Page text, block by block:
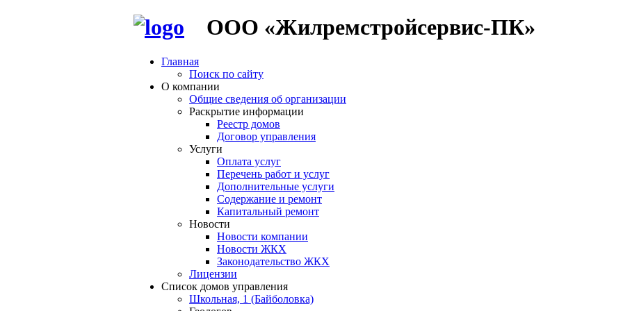
ООО «Жилремстройсервис-ПК»
Главная
Поиск по сайту
О компании
Общие сведения об организации
Раскрытие информации
Реестр домов
Договор управления
Услуги
Оплата услуг
Перечень работ и услуг
Дополнительные услуги
Содержание и ремонт
Капитальный ремонт
Новости
Новости компании
Новости ЖКХ
Законодательство ЖКХ
Лицензии
Список домов управления
Школьная, 1 (Байболовка)